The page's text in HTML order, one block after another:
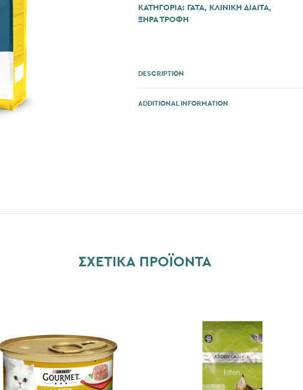
ΚΑΤΗΓΟΡΊΑ: ΓΆΤΑ, ΚΛΙΝΙΚΗ ΔΙΑΙΤΑ,
ΞΗΡΑ ΤΡΟΦΗ
DESCRIPTION
ADDITIONAL INFORMATION
ΣΧΕΤΙΚΆ ΠΡΟΪΌΝΤΑ